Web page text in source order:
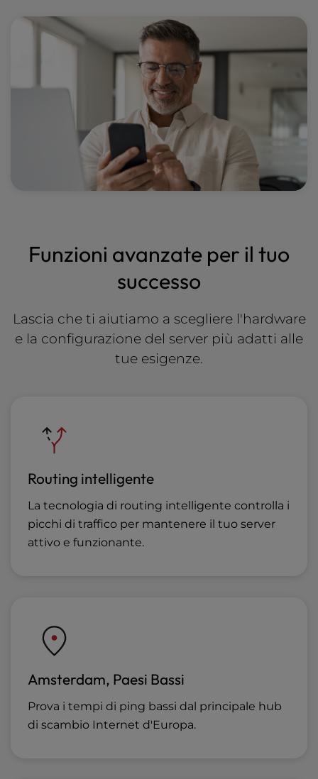
Funzioni avanzate per il tuo
successo
Lascia che ti aiutiamo a scegliere l'hardware
e la configurazione del server più adatti alle
tue esigenze.
Routing intelligente
La tecnologia di routing intelligente controlla i
picchi di traffico per mantenere il tuo server
attivo e funzionante.
Amsterdam, Paesi Bassi
Prova i tempi di ping bassi dal principale hub
di scambio Internet d'Europa.